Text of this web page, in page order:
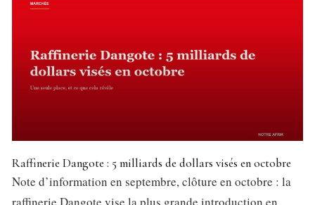
Raffinerie Dangote : 5 milliards de dollars visés en octobre
Note d’information en septembre, clôture en octobre : la
raffinerie Dangote vise la plus grande introduction en